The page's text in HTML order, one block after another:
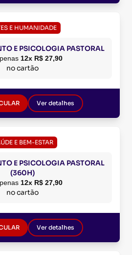
E HUMANIDADE
E PSICOLOGIA PASTORAL
12x R$ 27,90
no cartão
Ver detalhes
E BEM-ESTAR
E PSICOLOGIA PASTORAL
(360H)
12x R$ 27,90
no cartão
Ver detalhes